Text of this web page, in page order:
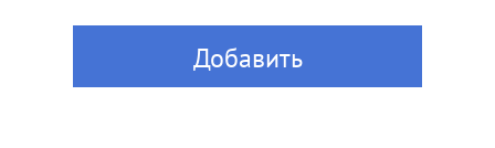
Добавить